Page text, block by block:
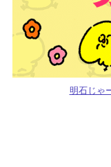
明石じゃ